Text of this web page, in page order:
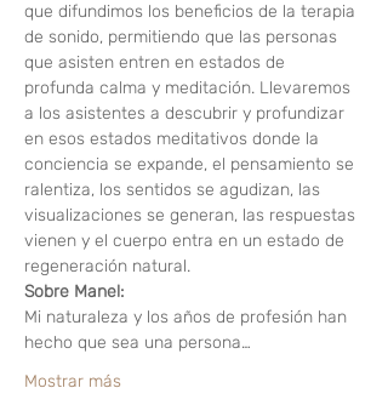
que difundimos los beneficios de la terapia
de sonido, permitiendo que las personas
que asisten entren en estados de
profunda calma y meditación. Llevaremos
a los asistentes a descubrir y profundizar
en esos estados meditativos donde la
conciencia se expande, el pensamiento se
ralentiza, los sentidos se agudizan, las
visualizaciones se generan, las respuestas
vienen y el cuerpo entra en un estado de
regeneración natural.
Sobre Manel:
Mi naturaleza y los años de profesión han
hecho que sea una persona…
Mostrar más